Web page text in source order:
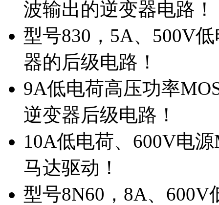
波输出的逆变器电路！
型号830，5A、500V
器的后级电路！
9A低电荷高压功率
逆变器后级电路！
10A低电荷、600V电
马达驱动！
型号8N60，8A、